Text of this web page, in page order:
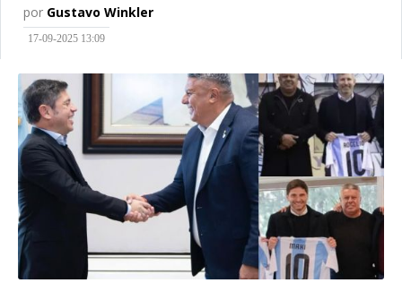
por Gustavo Winkler
17-09-2025 13:09